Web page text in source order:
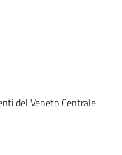
del Veneto Centrale